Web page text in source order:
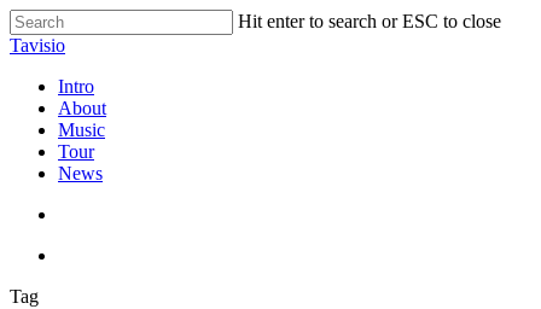
Skip
to
content
Hit enter to search or ESC to close
Close
Tavisio
search
Menu
Intro
About
Music
Tour
News
Tag